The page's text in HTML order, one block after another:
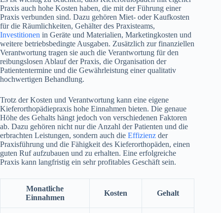
Praxis auch hohe Kosten haben, die mit der Führung einer
Praxis verbunden sind. Dazu gehören Miet- oder Kaufkosten
für die Räumlichkeiten, Gehälter des Praxisteams,
Investitionen in Geräte und Materialien, Marketingkosten und
weitere betriebsbedingte Ausgaben. Zusätzlich zur finanziellen
Verantwortung tragen sie auch die Verantwortung für den
reibungslosen Ablauf der Praxis, die Organisation der
Patiententermine und die Gewährleistung einer qualitativ
hochwertigen Behandlung.
Trotz der Kosten und Verantwortung kann eine eigene
Kieferorthopädiepraxis hohe Einnahmen bieten. Die genaue
Höhe des Gehalts hängt jedoch von verschiedenen Faktoren
ab. Dazu gehören nicht nur die Anzahl der Patienten und die
erbrachten Leistungen, sondern auch die Effizienz der
Praxisführung und die Fähigkeit des Kieferorthopäden, einen
guten Ruf aufzubauen und zu erhalten. Eine erfolgreiche
Praxis kann langfristig ein sehr profitables Geschäft sein.
Monatliche
Einnahmen
Kosten Gehalt